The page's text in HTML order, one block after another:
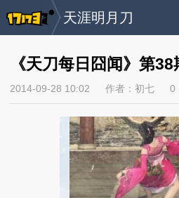
天涯明月刀
《天刀每日囧闻》第
2014-09-28 10:02 作者：初七 0